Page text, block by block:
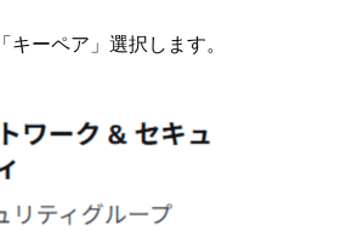
ーペア」選択します。